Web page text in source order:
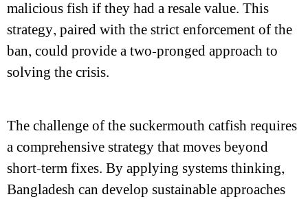
malicious fish if they had a resale value. This
strategy, paired with the strict enforcement of the
ban, could provide a two-pronged approach to
solving the crisis.
The challenge of the suckermouth catfish requires
a comprehensive strategy that moves beyond
short-term fixes. By applying systems thinking,
Bangladesh can develop sustainable approaches